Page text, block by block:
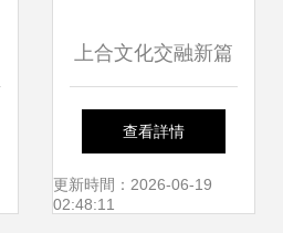
上合文化交融新篇
章 太和智庫主題研
討會暨藝術交流活
查看詳情
更新時間：2026-06-19
02:48:11